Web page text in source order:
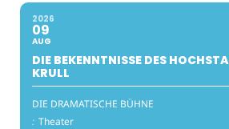
2026
09
AUG
DIE BEKENNTNISSE DES
KRULL
DIE DRAMATISCHE BÜHNE
: Theater